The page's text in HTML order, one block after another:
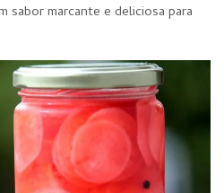
sabor marcante e deliciosa para